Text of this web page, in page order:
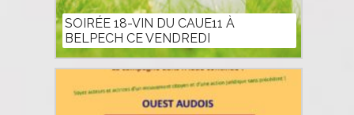
SOIRÉE 18-VIN DU CAUE11 À
BELPECH CE VENDREDI